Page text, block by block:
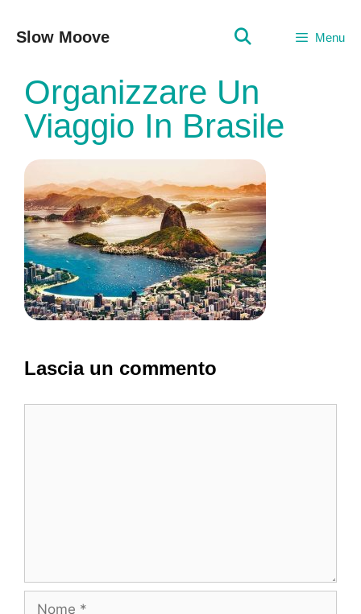
Slow Moove Menu
Organizzare Un
Viaggio In Brasile
Lascia un commento
Nome